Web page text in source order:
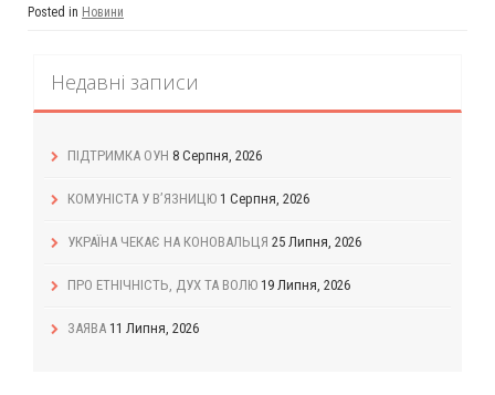
Posted in Новини
Недавні записи
ПІДТРИМКА ОУН 8 Серпня, 2026
КОМУНІСТА У В’ЯЗНИЦЮ 1 Серпня, 2026
УКРАЇНА ЧЕКАЄ НА КОНОВАЛЬЦЯ 25 Липня, 2026
ПРО ЕТНІЧНІСТЬ, ДУХ ТА ВОЛЮ 19 Липня, 2026
ЗАЯВА 11 Липня, 2026